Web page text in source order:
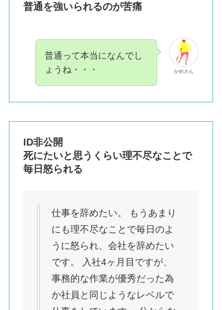
普通を強いられるのが苦痛
かめさん
普通って本当になんでし
ょうね・・・
ID非公開
死にたいと思うくらい理不尽なことで
毎日怒られる
仕事を辞めたい。 もうあまり
にも理不尽なことで毎日のよ
うに怒られ、会社を辞めたい
です。 入社4ヶ月目ですが、
事務的な作業が優秀だった為
か社員と同じようなレベルで